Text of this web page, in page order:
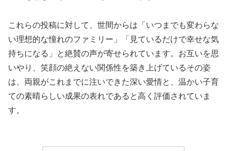
これらの投稿に対して、世間からは「いつまでも変わらな
い理想的な憧れのファミリー」「見ているだけで幸せな気
持ちになる」と絶賛の声が寄せられています。お互いを思
いやり、笑顔の絶えない関係性を築き上げているその姿
は、両親がこれまでに注いできた深い愛情と、温かい子育
ての素晴らしい成果の表れであると高く評価されていま
す。